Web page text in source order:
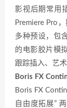
影视后期常用
Premiere Pro
多种预设，包
的电影胶片模
跟踪插入、艺
Boris FX
Boris FX
自由度拓展”